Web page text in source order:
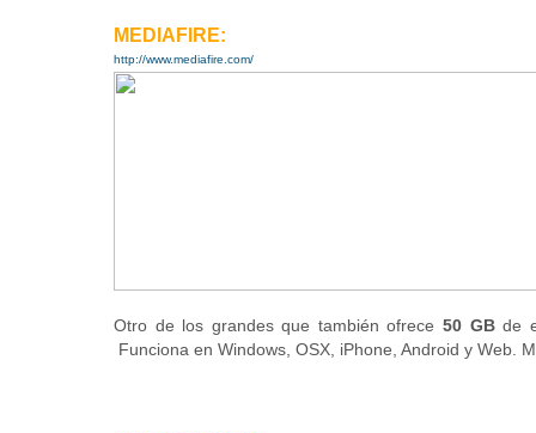
MEDIAFIRE:
http://www.mediafire.com/
Otro de los grandes que también ofrece 50 GBde
Funciona en Windows, OSX, iPhone, Android y Web.